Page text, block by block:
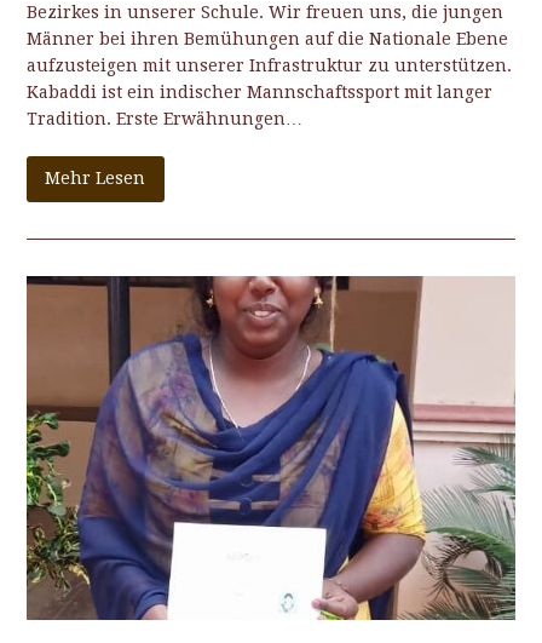
Bezirkes in unserer Schule. Wir freuen uns, die jungen
Männer bei ihren Bemühungen auf die Nationale Ebene
aufzusteigen mit unserer Infrastruktur zu unterstützen.
Kabaddi ist ein indischer Mannschaftssport mit langer
Tradition. Erste Erwähnungen…
Mehr Lesen